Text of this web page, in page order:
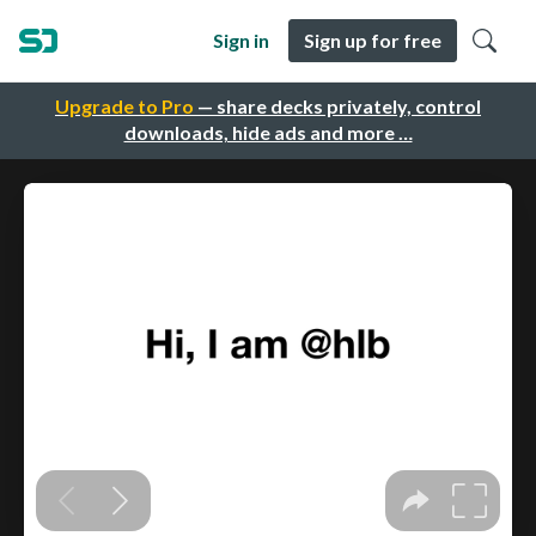
Upgrade to Pro — share decks privately, control
downloads, hide ads and more …
Sign in Sign up for free